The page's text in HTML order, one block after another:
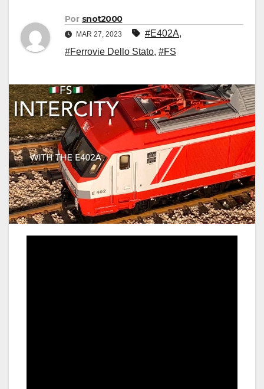
Por snot2000
MAR 27, 2023 #E402A,
#Ferrovie Dello Stato, #FS